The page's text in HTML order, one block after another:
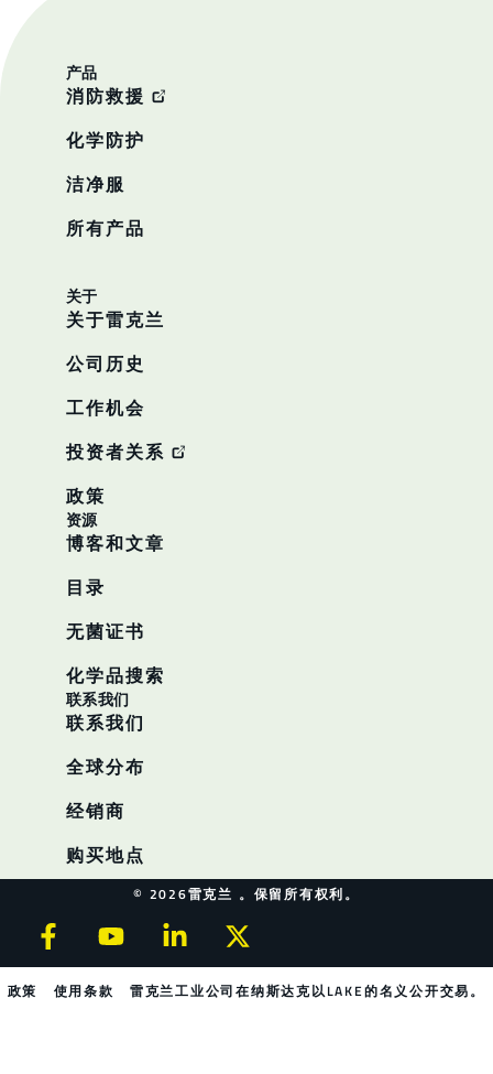
产品
消防救援
化学防护
洁净服
所有产品
关于
关于雷克兰
公司历史
工作机会
投资者关系
政策
资源
博客和文章
目录
无菌证书
化学品搜索
联系我们
联系我们
全球分布
经销商
购买地点
© 2026雷克兰 。保留所有权利。
政策 使用条款 雷克兰工业公司在纳斯达克以LAKE的名义公开交易。